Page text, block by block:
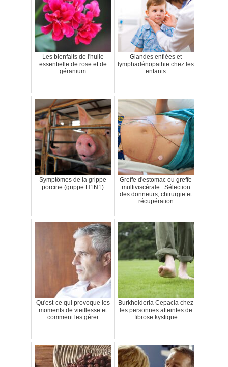
Les bienfaits de l'huile
essentielle de rose et de
géranium
Glandes enflées et
lymphadénopathie chez les
enfants
Symptômes de la grippe
porcine (grippe H1N1)
Greffe d'estomac ou greffe
multiviscérale : Sélection
des donneurs, chirurgie et
récupération
Qu'est-ce qui provoque les
moments de vieillesse et
comment les gérer
Burkholderia Cepacia chez
les personnes atteintes de
fibrose kystique